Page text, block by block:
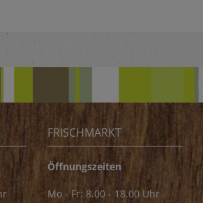
FRISCHMARKT
Öffnungszeiten
Mo - Fr: 8.00 - 18.00 Uhr